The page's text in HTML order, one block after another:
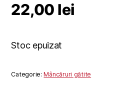
22,00 lei
Stoc epuizat
Categorie:Mâncăruri gătite